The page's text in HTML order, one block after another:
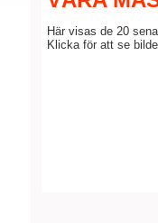
Här visas de 20
Klicka för att se